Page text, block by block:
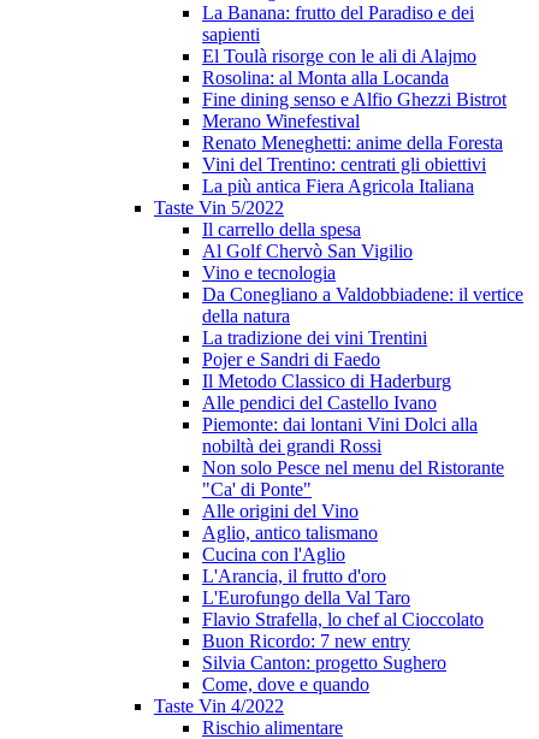
La Banana: frutto del Paradiso e dei
sapienti
El Toulà risorge con le ali di Alajmo
Rosolina: al Monta alla Locanda
Fine dining senso e Alfio Ghezzi Bistrot
Merano Winefestival
Renato Meneghetti: anime della Foresta
Vini del Trentino: centrati gli obiettivi
La più antica Fiera Agricola Italiana
Taste Vin 5/2022
Il carrello della spesa
Al Golf Chervò San Vigilio
Vino e tecnologia
Da Conegliano a Valdobbiadene: il vertice
della natura
La tradizione dei vini Trentini
Pojer e Sandri di Faedo
Il Metodo Classico di Haderburg
Alle pendici del Castello Ivano
Piemonte: dai lontani Vini Dolci alla
nobiltà dei grandi Rossi
Non solo Pesce nel menu del Ristorante
"Ca' di Ponte"
Alle origini del Vino
Aglio, antico talismano
Cucina con l'Aglio
L'Arancia, il frutto d'oro
L'Eurofungo della Val Taro
Flavio Strafella, lo chef al Cioccolato
Buon Ricordo: 7 new entry
Silvia Canton: progetto Sughero
Come, dove e quando
Taste Vin 4/2022
Rischio alimentare